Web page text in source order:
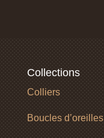
Collections
Colliers
Boucles d’oreilles